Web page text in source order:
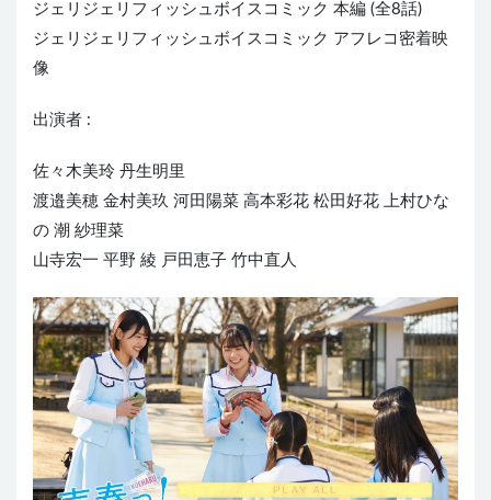
ジェリジェリフィッシュボイスコミック 本編 (全8話)
ジェリジェリフィッシュボイスコミック アフレコ密着映
像
出演者 :
佐々木美玲 丹生明里
渡邉美穂 金村美玖 河田陽菜 高本彩花 松田好花 上村ひな
の 潮 紗理菜
山寺宏一 平野 綾 戸田恵子 竹中直人